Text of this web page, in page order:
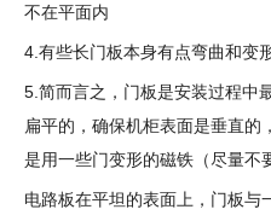
不在平面内
4.有些长门板本身有点弯曲和变
5.简而言之，门板是安装过程中
扁平的，确保机柜表面是垂直的
是用一些门变形的磁铁（尽量不
电路板在平坦的表面上，门板与